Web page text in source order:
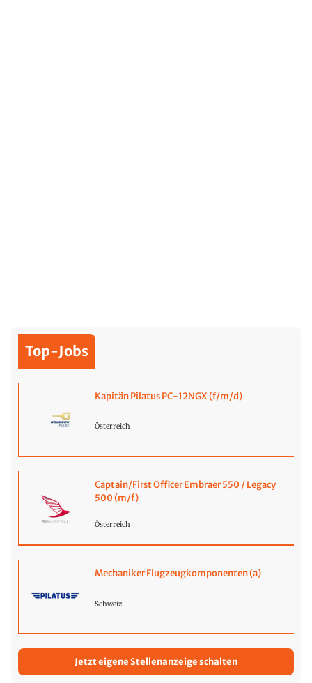
Top-Jobs
Kapitän Pilatus PC-12NGX (f/m/d)
Österreich
Captain/First Officer Embraer 550 / Legacy
500 (m/f)
Österreich
Mechaniker Flugzeugkomponenten (a)
Schweiz
Jetzt eigene Stellenanzeige schalten